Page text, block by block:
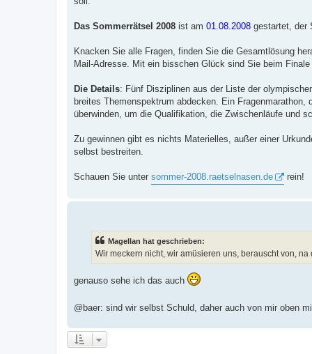
Das Sommerrätsel 2008 ist am 01.08.2008 gestartet, der
Knacken Sie alle Fragen, finden Sie die Gesamtlösung
Mail-Adresse. Mit ein bisschen Glück sind Sie beim
Die Details: Fünf Disziplinen aus der Liste der
breites Themenspektrum abdecken. Ein
überwinden, um die Qualifikation, die Zwischenläufe und
Zu gewinnen gibt es nichts Materielles, außer einer
selbst bestreiten.
Schauen Sie unter sommer-2008.raetselnasen.de rein!
Magellan hat geschrieben:
Wir meckern nicht, wir amüsieren uns, berauscht von, na
genauso sehe ich das auch
@baer: sind wir selbst Schuld, daher auch von mir oben